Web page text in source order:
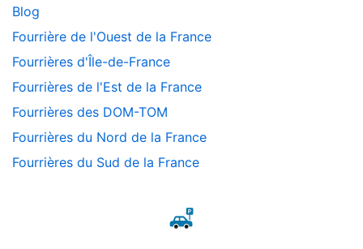
Blog
Fourrière de l'Ouest de la France
Fourrières d'Île-de-France
Fourrières de l'Est de la France
Fourrières des DOM-TOM
Fourrières du Nord de la France
Fourrières du Sud de la France